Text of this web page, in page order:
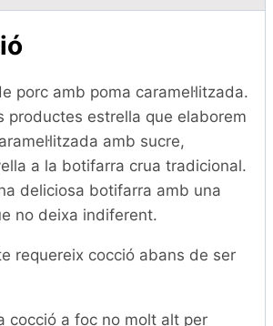
porc amb poma caramel·litzada.
productes estrella que elaborem
amb sucre,
a la botifarra crua tradicional.
deliciosa botifarra amb una
no deixa indiferent.
requereix cocció abans de ser
cocció a foc no molt alt per